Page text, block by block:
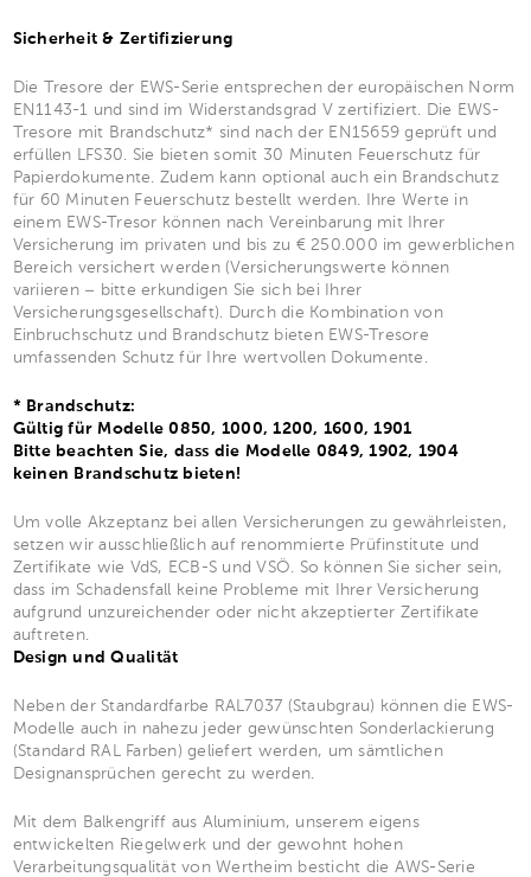
Sicherheit & Zertifizierung
Die Tresore der EWS-Serie entsprechen der europäischen Norm
EN1143-1 und sind im Widerstandsgrad V zertifiziert. Die EWS-
Tresore mit Brandschutz* sind nach der EN15659 geprüft und
erfüllen LFS30. Sie bieten somit 30 Minuten Feuerschutz für
Papierdokumente. Zudem kann optional auch ein Brandschutz
für 60 Minuten Feuerschutz bestellt werden. Ihre Werte in
einem EWS-Tresor können nach Vereinbarung mit Ihrer
Versicherung im privaten und bis zu € 250.000 im gewerblichen
Bereich versichert werden (Versicherungswerte können
variieren – bitte erkundigen Sie sich bei Ihrer
Versicherungsgesellschaft). Durch die Kombination von
Einbruchschutz und Brandschutz bieten EWS-Tresore
umfassenden Schutz für Ihre wertvollen Dokumente.
* Brandschutz:
Gültig für Modelle 0850, 1000, 1200, 1600, 1901
Bitte beachten Sie, dass die Modelle 0849, 1902, 1904
keinen Brandschutz bieten!
Um volle Akzeptanz bei allen Versicherungen zu gewährleisten,
setzen wir ausschließlich auf renommierte Prüfinstitute und
Zertifikate wie VdS, ECB-S und VSÖ. So können Sie sicher sein,
dass im Schadensfall keine Probleme mit Ihrer Versicherung
aufgrund unzureichender oder nicht akzeptierter Zertifikate
auftreten.
Design und Qualität
Neben der Standardfarbe RAL7037 (Staubgrau) können die EWS-
Modelle auch in nahezu jeder gewünschten Sonderlackierung
(Standard RAL Farben) geliefert werden, um sämtlichen
Designansprüchen gerecht zu werden.
Mit dem Balkengriff aus Aluminium, unserem eigens
entwickelten Riegelwerk und der gewohnt hohen
Verarbeitungsqualität von Wertheim besticht die AWS-Serie